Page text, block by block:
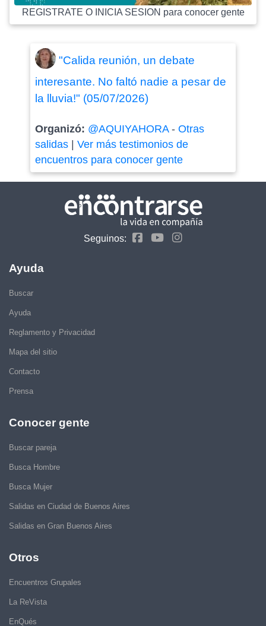
REGISTRATE O INICIA SESION para conocer gente
"Calida reunión, un debate
interesante. No faltó nadie a pesar de
la lluvia!" (05/07/2026)
Organizó: @AQUIYAHORA- Otras
salidas| Ver más testimonios de
encuentros para conocer gente
Seguinos:
Ayuda
Buscar
Ayuda
Reglamento y Privacidad
Mapa del sitio
Contacto
Prensa
Conocer gente
Buscar pareja
Busca Hombre
Busca Mujer
Salidas en Ciudad de Buenos Aires
Salidas en Gran Buenos Aires
Otros
Encuentros Grupales
La ReVista
EnQués